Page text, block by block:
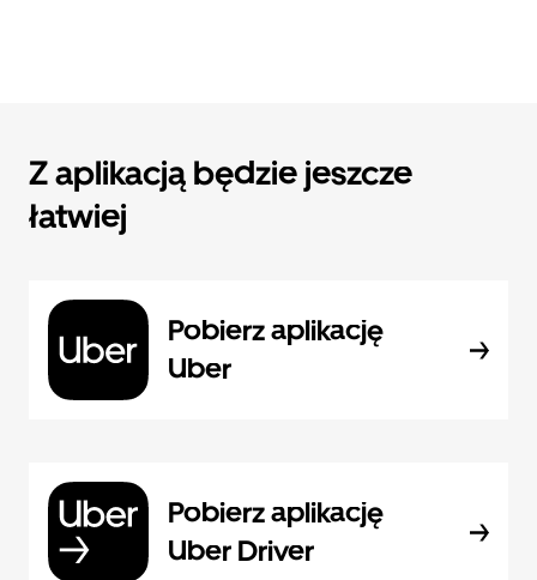
Z aplikacją będzie jeszcze
łatwiej
Pobierz aplikację
Uber
Pobierz aplikację
Uber Driver